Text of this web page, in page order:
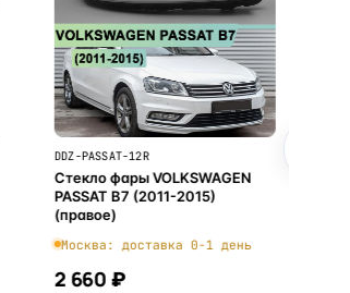
DDZ-PASSAT-12R
Стекло фары VOLKSWAGEN
PASSAT B7 (2011-2015)
(правое)
Москва: доставка 0-1 день
2 660 ₽